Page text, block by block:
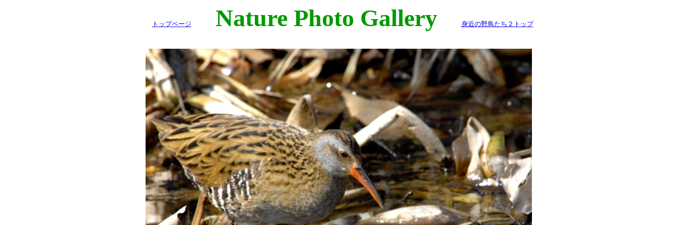
トップページ Nature Photo Gallery 身近の野鳥たち２トップ